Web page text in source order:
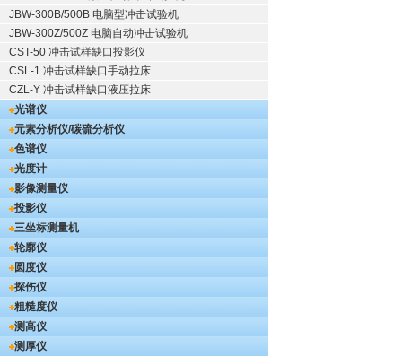
JBW-300B/500B 电脑型冲击试验机
JBW-300Z/500Z 电脑自动冲击试验机
CST-50 冲击试样缺口投影仪
CSL-1 冲击试样缺口手动拉床
CZL-Y 冲击试样缺口液压拉床
光谱仪
元素分析仪/碳硫分析仪
色谱仪
光度计
影像测量仪
投影仪
三坐标测量机
轮廓仪
圆度仪
探伤仪
粗糙度仪
测高仪
测厚仪